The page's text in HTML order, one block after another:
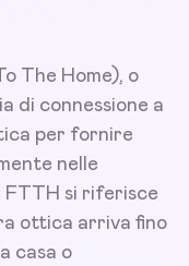
The Home), o
di connessione a
per fornire
nelle
FTTH si riferisce
ottica arriva fino
casa o